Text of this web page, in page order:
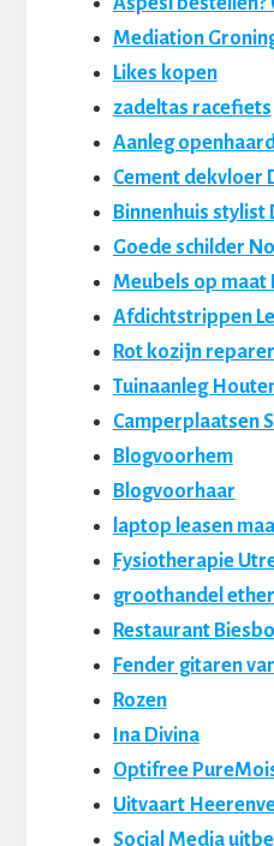
Mediation
Likes kopen
zadeltas racefiets
Aanleg
Cement dekvloer
Binnenhuis stylist
Goede schilder
Meubels op maat
Afdichtstrippen
Rot kozijn
Tuinaanleg
Camperplaatsen
Blogvoorhem
Blogvoorhaar
laptop leasen
Fysiotherapie
groothandel
Restaurant
Fender gitaren
Rozen
Ina Divina
Optifree
Uitvaart
Social Media